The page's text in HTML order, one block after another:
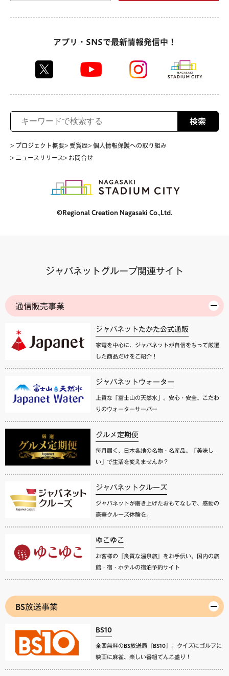
アプリ・SNSで最新情報発信中！
検索
> プロジェクト概要> 受賞歴> 個人情報保護への取り組み
> ニュースリリース> お問合せ
©Regional Creation Nagasaki Co.,Ltd.
ジャパネットグループ関連サイト
通信販売事業
ジャパネットたかた公式通販
家電を中心に、ジャパネットが自信をもって厳選
した商品だけをご紹介！
ジャパネットウォーター
上質な「富士山の天然水」。安心・安全、こだわ
りのウォーターサーバー
グルメ定期便
毎月届く、日本各地の名物・名産品。「美味し
い」で生活を変えませんか？
ジャパネットクルーズ
ジャパネットが磨き上げたおもてなしで、感動の
豪華クルーズ体験を。
ゆこゆこ
お客様の『良質な温泉旅』をお手伝い。国内の旅
館・宿・ホテルの宿泊予約サイト
BS放送事業
BS10
全国無料のBS放送局『BS10』。クイズにゴルフに
映画に麻雀、楽しい番組てんこ盛り！